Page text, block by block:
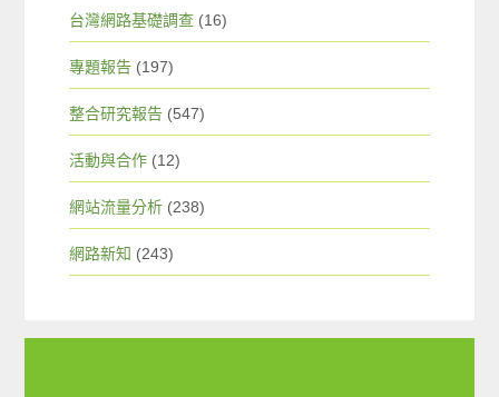
台灣網路基礎調查 (16)
專題報告 (197)
整合研究報告 (547)
活動與合作 (12)
網站流量分析 (238)
網路新知 (243)